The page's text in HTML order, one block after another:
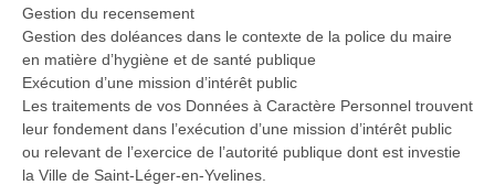
Gestion du recensement
Gestion des doléances dans le contexte de la police du maire
en matière d’hygiène et de santé publique
Exécution d’une mission d’intérêt public
Les traitements de vos Données à Caractère Personnel trouvent
leur fondement dans l’exécution d’une mission d’intérêt public
ou relevant de l’exercice de l’autorité publique dont est investie
la Ville de Saint-Léger-en-Yvelines.